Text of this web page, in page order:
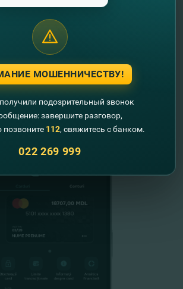
S.A. является членом
гарантирования депозитов
Mobile
МОШЕННИЧЕСТВУ!
подозрительный звонок
завершите разговор,
позвоните 112, свяжитесь с банком.
022 269 999